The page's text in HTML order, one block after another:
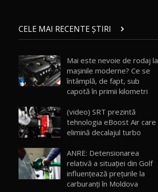
CELE MAI RECENTE ȘTIRI
Mai este nevoie de rodaj la
mașinile moderne? Ce se
întâmplă, de fapt, sub
capotă în primii kilometri
(video) SRT prezintă
tehnologia eBoost Air care
elimină decalajul turbo
ANRE: Detensionarea
relativă a situației din Golf
influențează prețurile la
carburanți în Moldova